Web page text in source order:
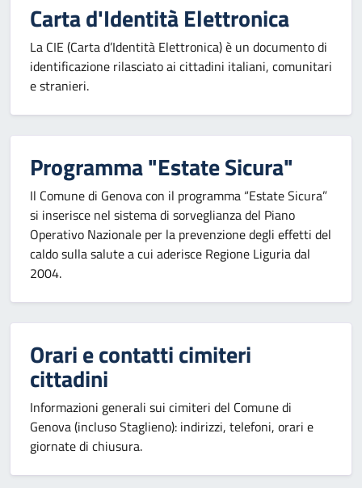
Carta d'Identità Elettronica
La CIE (Carta d’Identità Elettronica) è un documento di
identificazione rilasciato ai cittadini italiani, comunitari
e stranieri.
Programma "Estate Sicura"
Il Comune di Genova con il programma “Estate Sicura”
si inserisce nel sistema di sorveglianza del Piano
Operativo Nazionale per la prevenzione degli effetti del
caldo sulla salute a cui aderisce Regione Liguria dal
2004.
Orari e contatti cimiteri
cittadini
Informazioni generali sui cimiteri del Comune di
Genova (incluso Staglieno): indirizzi, telefoni, orari e
giornate di chiusura.